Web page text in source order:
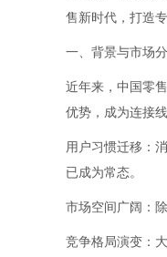
售新时代，打造
一、背景与市场
近年来，中国零
优势，成为连接
用户习惯迁移：
已成为常态。
市场空间广阔：
竞争格局演变：